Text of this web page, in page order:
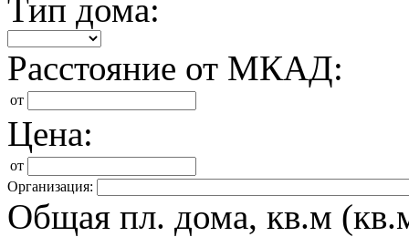
Тип дома:
Расстояние от МКАД:
от
Цена:
от
Организация:
Общая пл. дома, кв.м